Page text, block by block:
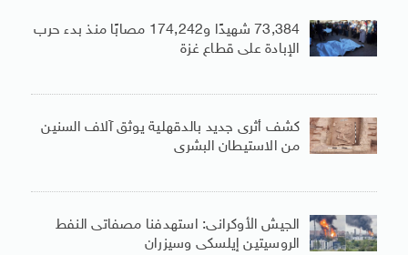
73,384 شهيدًا و174,242 مصابًا منذ بدء حرب
الإبادة على قطاع غزة
كشف أثرى جديد بالدقهلية يوثق آلاف السنين
من الاستيطان البشرى
الجيش الأوكرانى: استهدفنا مصفاتى النفط
الروسيتين إيلسكى وسيزران